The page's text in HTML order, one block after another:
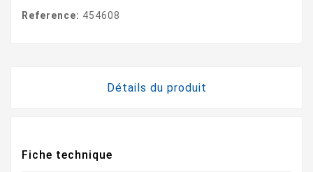
Reference: 454608
Détails du produit
Fiche technique